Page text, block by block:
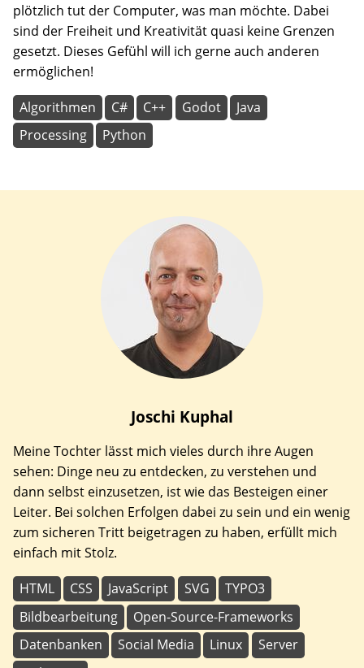
plötzlich tut der Computer, was man möchte. Dabei
sind der Freiheit und Kreativität quasi keine Grenzen
gesetzt. Dieses Gefühl will ich gerne auch anderen
ermöglichen!
Algorithmen C# C++ Godot
Java
Processing
Python
Joschi Kuphal
Meine Tochter lässt mich vieles durch ihre Augen
sehen: Dinge neu zu entdecken, zu verstehen und
dann selbst einzusetzen, ist wie das Besteigen einer
Leiter. Bei solchen Erfolgen dabei zu sein und ein wenig
zum sicheren Tritt beigetragen zu haben, erfüllt mich
einfach mit Stolz.
HTML CSS JavaScript SVG
TYPO3
Bildbearbeitung
Open-Source-Frameworks
Datenbanken
Social Media Linux
Server